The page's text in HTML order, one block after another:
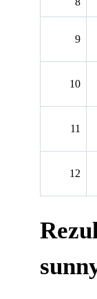
9
10
11
12